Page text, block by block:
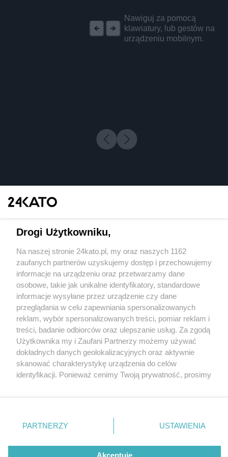
Nawiguj za pomocą
klawiatury, lub gestów na
urządzeniu mobilnym.
1 / 0
Wydawca mediów lokalnych
Nie zapomnij
zapoznać się z:
polityką prywatności regulamin korzystania z portali
Twojemiasto
Piekary Śląskie
Chorzów
Tarnowskie Góry
Gliwice
Skontakuj sięz nami
Kontakt
Wydawca
Redakcja
Drogi Użytkowniku,
Na naszej stronie 24kato.pl, my oraz naszych 1162
zaufanych partnerów uzyskujemy dostęp i przechowujemy
informacje na urządzeniu oraz przetwarzamy dane
osobowe, takie jak unikalne identyfikatory, standardowe
informacje wysyłane przez urządzenie czy dane
przeglądania w celu zapewniania spersonalizowanych
reklam, wybór spersonalizowanych treści, pomiar reklam i
treści, badanie odbiorców oraz ulepszanie usług. Za zgodą
Użytkownika my i Zaufani Partnerzy możemy używać
dokładnych danych geolokalizacyjnych oraz aktywnie
skanować charakterystykę urządzenia do celów
identyfikacji. Ponieważ cenimy Twoją prywatność, prosimy
prywatności znajdujący się w lewym dolnym rogu strony
. Niektóre rodzaje przetwarzania danych nie wymagają
zgody użytkownika, ale masz prawo sprzeciwić się
takiemu przetwarzaniu. Preferencje będą miały
PARTNERZY USTAWIENIA
Akceptuję